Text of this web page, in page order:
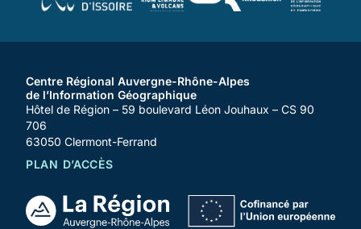
Centre Régional Auvergne-Rhône-Alpes
de l’Information Géographique
Hôtel de Région – 59 boulevard Léon Jouhaux – CS 90
706
63050 Clermont-Ferrand
PLAN D’ACCÈS